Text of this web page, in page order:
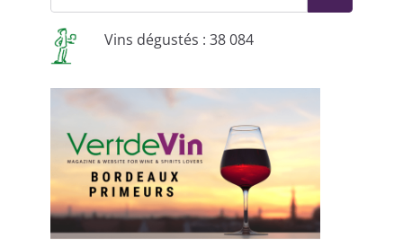
Vins dégustés : 38 084